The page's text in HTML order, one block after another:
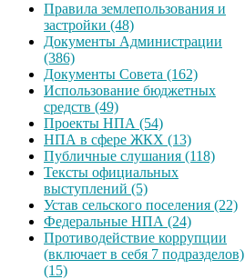
Правила землепользования и
застройки (48)
Документы Администрации
(386)
Документы Совета (162)
Использование бюджетных
средств (49)
Проекты НПА (54)
НПА в сфере ЖКХ (13)
Публичные слушания (118)
Тексты официальных
выступлений (5)
Устав сельского поселения (22)
Федеральные НПА (24)
Противодействие коррупции
(включает в себя 7 подразделов)
(15)